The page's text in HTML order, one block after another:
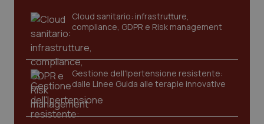
Cloud sanitario: infrastrutture,
compliance, GDPR e Risk management
Gestione dell'Ipertensione resistente:
dalle Linee Guida alle terapie innovative
funzionare correttamente senza questi cookie.
Nome
Fornitore/Dominio
VISITOR_PRIVACY_METADATA
.youtube.com